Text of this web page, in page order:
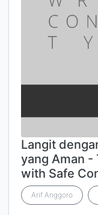
Langit
yang Aman -
with Safe
Arif Anggoro